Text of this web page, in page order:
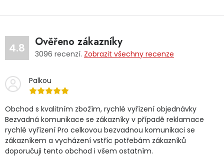
4.8 Ověřeno zákazníky
3096 recenzí. Zobrazit všechny recenze
Palkou
Obchod s kvalitním zbožím, rychlé vyřízení objednávky
Bezvadná komunikace se zákazníky v případě reklamace
rychlé vyřízení Pro celkovou bezvadnou komunikaci se
zákazníkem a vycházení vstříc potřebám zákazníků
doporučuji tento obchod i všem ostatním.